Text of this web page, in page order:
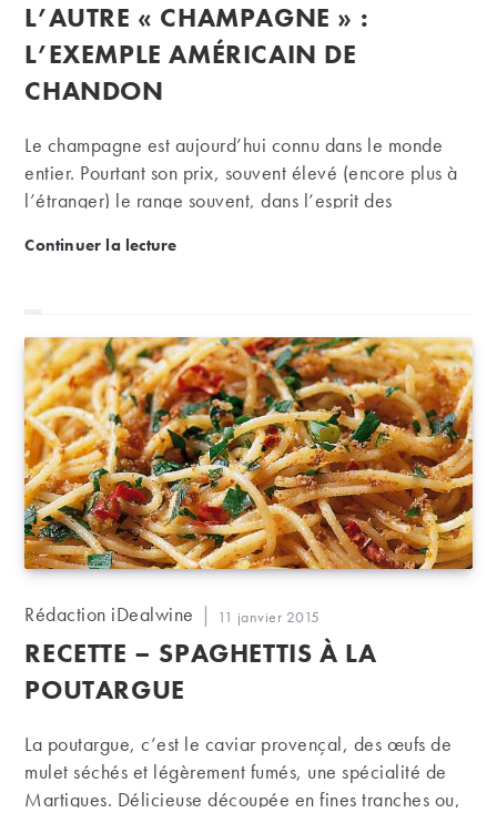
la
publication :
publiée :
L’AUTRE « CHAMPAGNE » :
L’EXEMPLE AMÉRICAIN DE
CHANDON
Le champagne est aujourd’hui connu dans le monde
entier. Pourtant son prix, souvent élevé (encore plus à
l’étranger) le range souvent, dans l’esprit des
que le commun des mortels ne s’offre que pour les
Etats-Unis, en produisant des flacons accessibles aux
jeunes, tant par leur prix que par leur design, le tout
soutenu par un marketing des plus efficaces.
Continuer la lectureL’autre « champagne » : l’exemple américain de
Auteur/autrice
la
publication :
Rédaction iDealwine
Publication
publiée :
11 janvier 2015
RECETTE – SPAGHETTIS À LA
POUTARGUE
La poutargue, c’est le caviar provençal, des œufs de
mulet séchés et légèrement fumés, une spécialité de
Martigues. Délicieuse découpée en fines tranches ou,